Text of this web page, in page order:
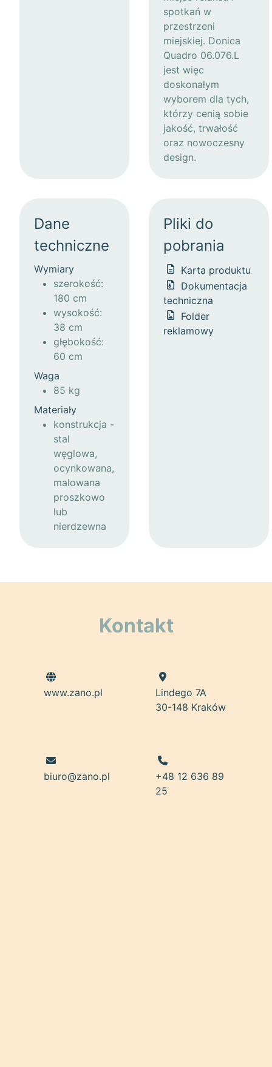
spotkań w
przestrzeni
miejskiej. Donica
Quadro 06.076.L
jest więc
doskonałym
wyborem dla tych,
którzy cenią sobie
jakość, trwałość
oraz nowoczesny
design.
Dane
techniczne
Wymiary
szerokość:
180 cm
wysokość:
38 cm
głębokość:
60 cm
Waga
85 kg
Materiały
konstrukcja -
stal
węglowa,
ocynkowana,
malowana
proszkowo
lub
nierdzewna
Pliki do
pobrania
Karta produktu
Dokumentacja
techniczna
Folder
reklamowy
Kontakt
www.zano.pl
Lindego 7A
30-148 Kraków
biuro@zano.pl
+48 12 636 89
25